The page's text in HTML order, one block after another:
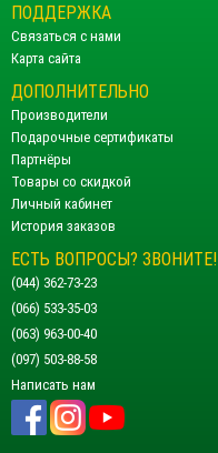
ПОДДЕРЖКА
Связаться с нами
Карта сайта
ДОПОЛНИТЕЛЬНО
Производители
Подарочные сертификаты
Партнёры
Товары со скидкой
Личный кабинет
История заказов
ЕСТЬ ВОПРОСЫ? ЗВОНИТЕ!
(044) 362-73-23
(066) 533-35-03
(063) 963-00-40
(097) 503-88-58
Написать нам